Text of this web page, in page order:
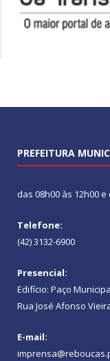
PREFEITURA
das 08h00 às 12h00
Telefone:
(42) 3132-6900
Presencial:
Edifício: Paço
Rua José Afonso
E-mail: